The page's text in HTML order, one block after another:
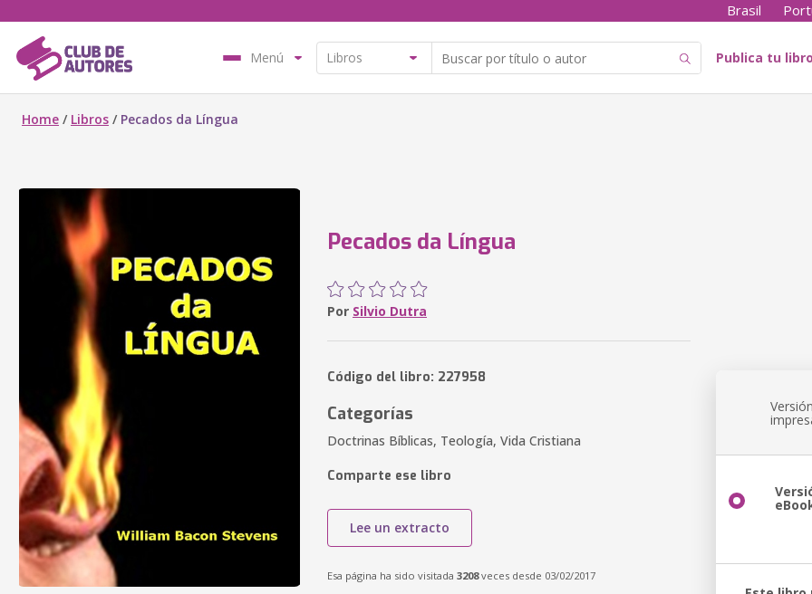
Brasil
Menú Publica tu libro
Home / Libros / Pecados da Língua
Pecados da Língua
Por Silvio Dutra
Código del libro: 227958
Categorías
Doctrinas Bíblicas, Teología, Vida Cristiana
Comparte ese libro
Lee un extracto
Esa página ha sido visitada 3208veces desde 03/02/2017
Versión